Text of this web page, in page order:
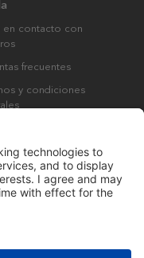
en contacto con
frecuentes
y condiciones
Todos los derechos